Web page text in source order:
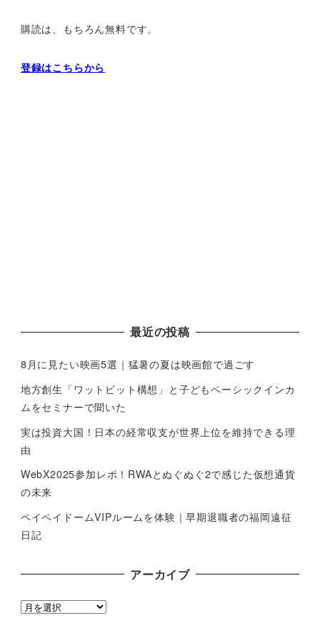
購読は、もちろん無料です。
登録はこちらから
最近の投稿
8月に見たい映画5選｜猛暑の夏は映画館で過ごす
地方創生「ワットビット構想」と子どもベーシックインカ
ムをセミナーで聞いた
実は投資大国！日本の経常収支が世界上位を維持できる理
由
WebX2025参加レポ！RWAとぬぐぬぐ2で感じた仮想通貨
の未来
ペイペイドームVIPルームを体験｜早期退職者の福岡遠征
日記
アーカイブ
ア